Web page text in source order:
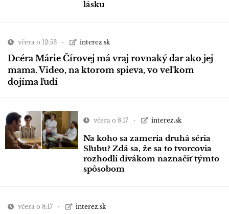
lásku
včera o 12:53 interez.sk
Dcéra Márie Čírovej má vraj rovnaký dar ako jej
mama. Video, na ktorom spieva, vo veľkom
dojíma ľudí
včera o 8:17 interez.sk
Na koho sa zameria druhá séria
Sľubu? Zdá sa, že sa to tvorcovia
rozhodli divákom naznačiť týmto
spôsobom
včera o 8:17 interez.sk